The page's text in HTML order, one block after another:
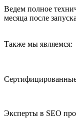
Ведем полное
месяца после
Также мы являемся:
Эксперты в SEO